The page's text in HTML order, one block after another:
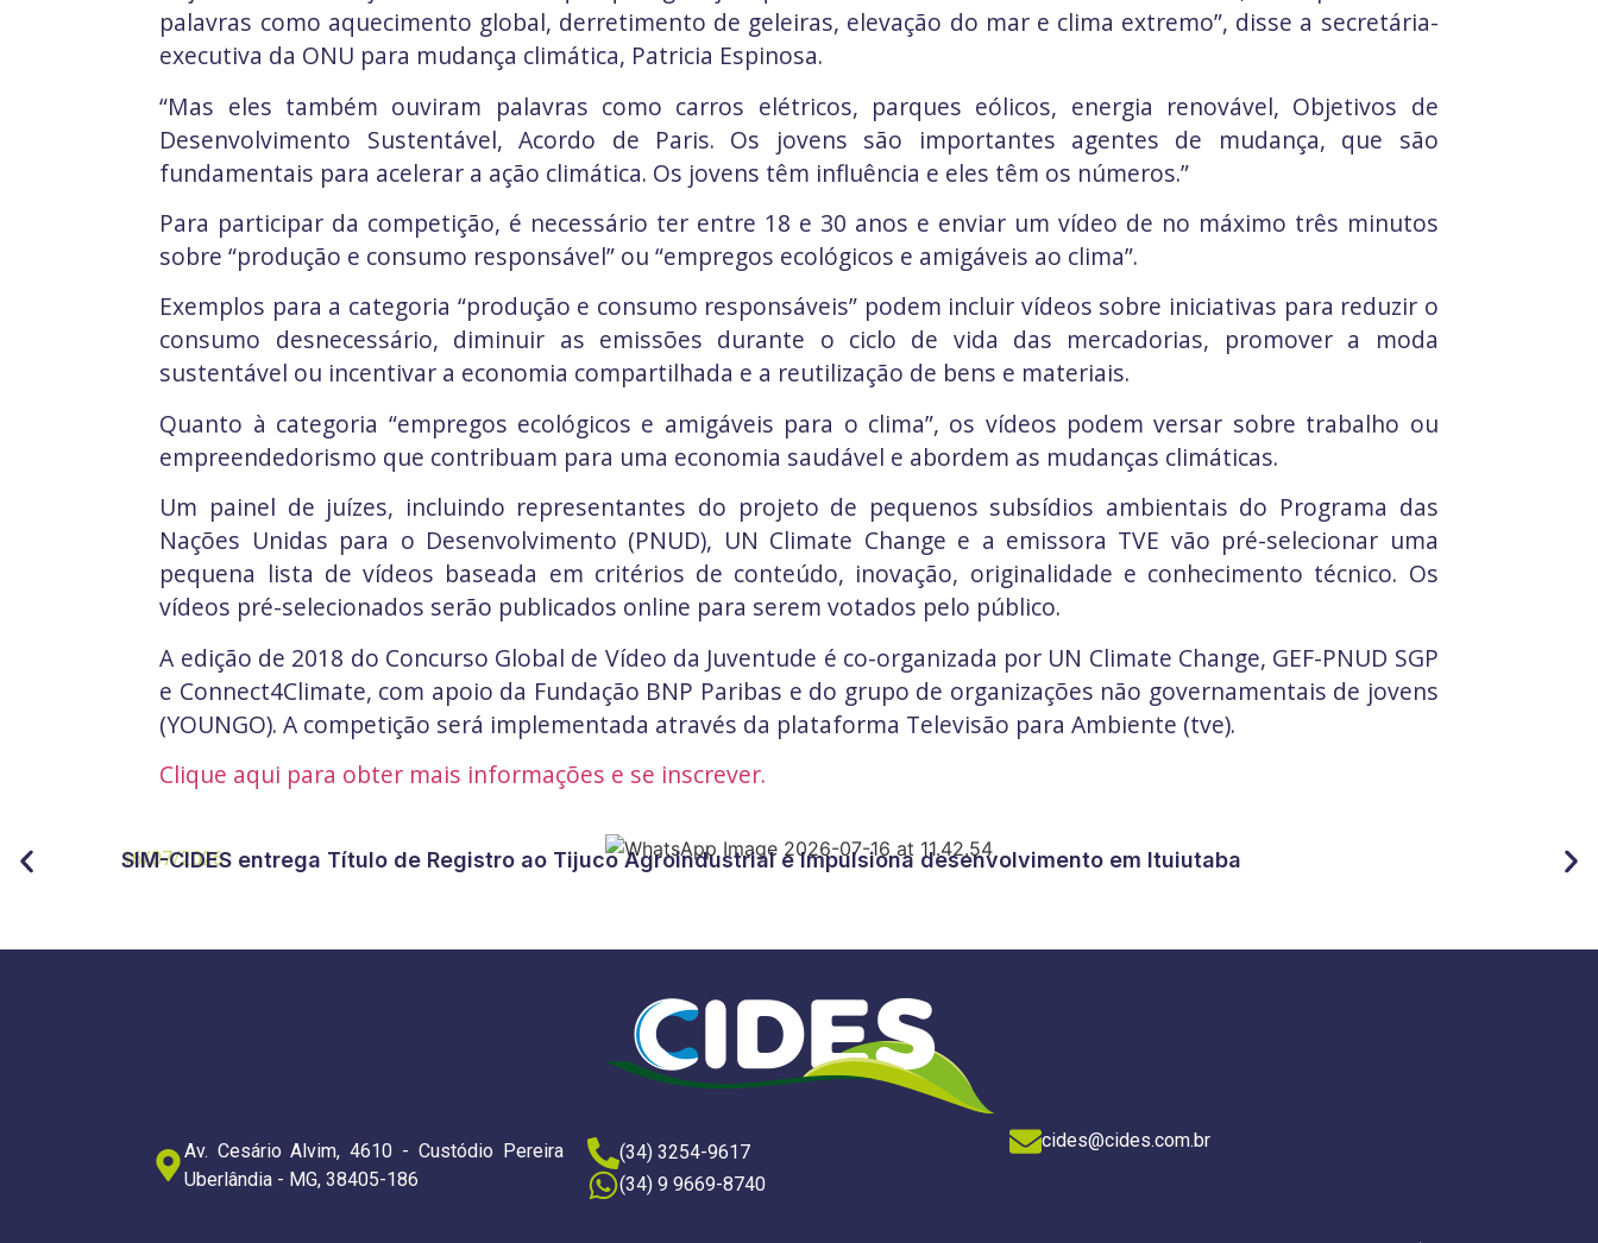
palavras como aquecimento global, derretimento de geleiras, elevação do mar e clima extremo”, disse a secretária-
executiva da ONU para mudança climática, Patricia Espinosa.
“Mas eles também ouviram palavras como carros elétricos, parques eólicos, energia renovável, Objetivos de
Desenvolvimento Sustentável, Acordo de Paris. Os jovens são importantes agentes de mudança, que são
fundamentais para acelerar a ação climática. Os jovens têm influência e eles têm os números.”
Para participar da competição, é necessário ter entre 18 e 30 anos e enviar um vídeo de no máximo três minutos
sobre “produção e consumo responsável” ou “empregos ecológicos e amigáveis ​​ao clima”.
Exemplos para a categoria “produção e consumo responsáveis” podem incluir vídeos sobre iniciativas para reduzir o
consumo desnecessário, diminuir as emissões durante o ciclo de vida das mercadorias, promover a moda
sustentável ou incentivar a economia compartilhada e a reutilização de bens e materiais.
Quanto à categoria “empregos ecológicos e amigáveis ​​para o clima”, os vídeos podem versar sobre trabalho ou
empreendedorismo que contribuam para uma economia saudável e abordem as mudanças climáticas.
Um painel de juízes, incluindo representantes do projeto de pequenos subsídios ambientais do Programa das
Nações Unidas para o Desenvolvimento (PNUD), UN Climate Change e a emissora TVE vão pré-selecionar uma
pequena lista de vídeos baseada em critérios de conteúdo, inovação, originalidade e conhecimento técnico. Os
vídeos pré-selecionados serão publicados online para serem votados pelo público.
A edição de 2018 do Concurso Global de Vídeo da Juventude é co-organizada por UN Climate Change, GEF-PNUD SGP
e Connect4Climate, com apoio da Fundação BNP Paribas e do grupo de organizações não governamentais de jovens
(YOUNGO). A competição será implementada através da plataforma Televisão para Ambiente (tve).
Clique aqui para obter mais informações e se inscrever.
16/07/2026
SIM-CIDES entrega Título de Registro ao Tijuco Agroindustrial e Impulsiona desenvolvimento em Ituiutaba
Av. Cesário Alvim, 4610 - Custódio Pereira
Uberlândia - MG, 38405-186
(34) 3254-9617
(34) 9 9669-8740
cides@cides.com.br